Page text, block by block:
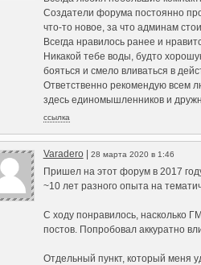
Создатели форума постоянно
что-то новое, за что админам
Всегда нравилось ранее и
Никакой тебе воды, будто
бояться и смело вливаться в
Ответственно рекомендую всем
здесь единомышленников и
ссылка
Varadero| 28 марта 2020 в 1:46
Пришел на этот форум в 2017
~10 лет разного опыта на
С ходу понравилось, насколько
постов. Попробовал аккуратно
Отдельный пункт, который меня